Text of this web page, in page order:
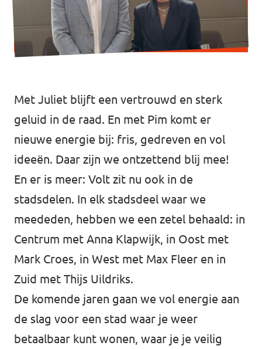
Vacatures
Met Juliet blijft een vertrouwd en sterk
geluid in de raad. En met Pim komt er
nieuwe energie bij: fris, gedreven en vol
ideeën. Daar zijn we ontzettend blij mee!
En er is meer: Volt zit nu ook in de
stadsdelen. In elk stadsdeel waar we
meededen, hebben we een zetel behaald: in
Centrum met Anna Klapwijk, in Oost met
Mark Croes, in West met Max Fleer en in
Zuid met Thijs Uildriks.
De komende jaren gaan we vol energie aan
de slag voor een stad waar je weer
betaalbaar kunt wonen, waar je je veilig